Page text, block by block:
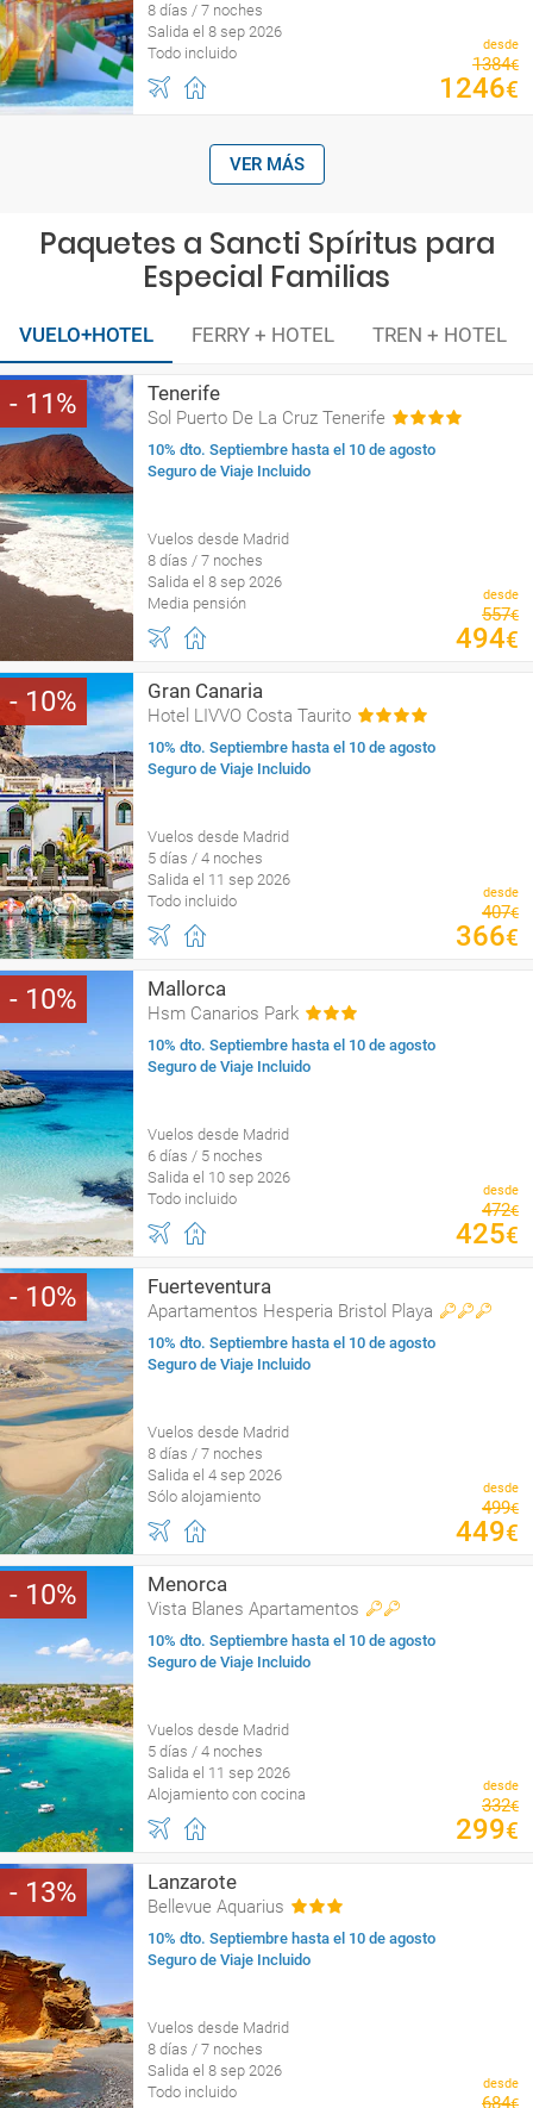
8 días / 7 noches
Salida el 8 sep 2026
Todo incluido
desde
1384€
1246€
VER MÁS
Paquetes a Sancti Spíritus para
Especial Familias
VUELO+HOTEL FERRY + HOTEL TREN + HOTEL
11 Tenerife
Sol Puerto De La Cruz Tenerife
10% dto. Septiembre hasta el 10 de agosto
Seguro de Viaje Incluido
Vuelos desde Madrid
8 días / 7 noches
Salida el 8 sep 2026
Media pensión
desde
557€
494€
10 Gran Canaria
Hotel LIVVO Costa Taurito
10% dto. Septiembre hasta el 10 de agosto
Seguro de Viaje Incluido
Vuelos desde Madrid
5 días / 4 noches
Salida el 11 sep 2026
Todo incluido
desde
407€
366€
10 Mallorca
Hsm Canarios Park
10% dto. Septiembre hasta el 10 de agosto
Seguro de Viaje Incluido
Vuelos desde Madrid
6 días / 5 noches
Salida el 10 sep 2026
Todo incluido
desde
472€
425€
10 Fuerteventura
Apartamentos Hesperia Bristol Playa
10% dto. Septiembre hasta el 10 de agosto
Seguro de Viaje Incluido
Vuelos desde Madrid
8 días / 7 noches
Salida el 4 sep 2026
Sólo alojamiento
desde
499€
449€
10 Menorca
Vista Blanes Apartamentos
10% dto. Septiembre hasta el 10 de agosto
Seguro de Viaje Incluido
Vuelos desde Madrid
5 días / 4 noches
Salida el 11 sep 2026
Alojamiento con cocina
desde
332€
299€
13 Lanzarote
Bellevue Aquarius
10% dto. Septiembre hasta el 10 de agosto
Seguro de Viaje Incluido
Vuelos desde Madrid
8 días / 7 noches
Salida el 8 sep 2026
Todo incluido
desde
684€